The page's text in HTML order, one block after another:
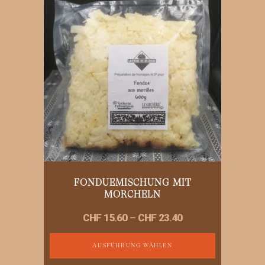
Varianten
Die
Optionen
können
auf
der
Produktseite
gewählt
werden
FONDUEMISCHUNG MIT
MORCHELN
CHF15.60 – CHF23.40Preisspanne:
AUSFÜHRUNG WÄHLEN